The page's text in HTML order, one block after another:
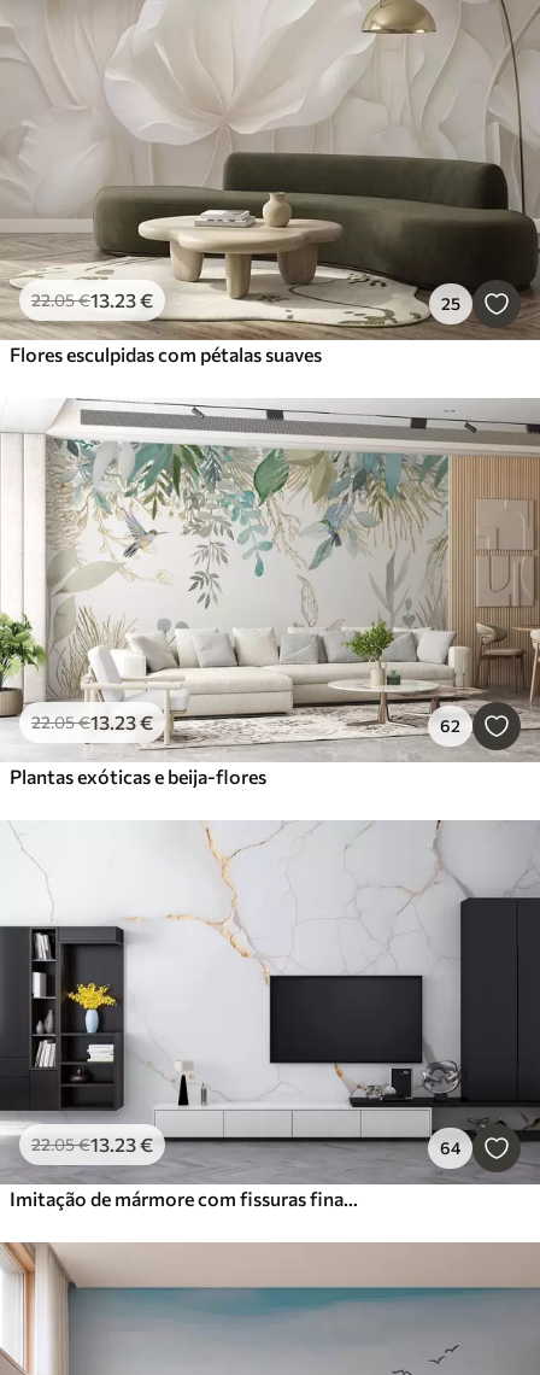
22.05€13.23€ 25
Flores esculpidas com pétalas suaves
22.05€13.23€ 62
Plantas exóticas e beija-flores
22.05€13 .23€ 64